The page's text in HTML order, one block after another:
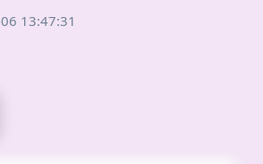
13:47:31